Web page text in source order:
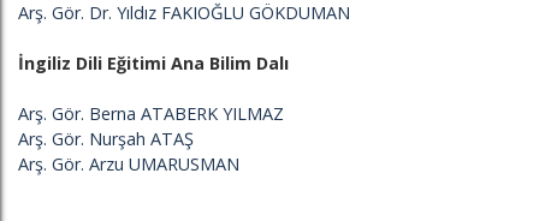
Arş. Gör. Dr. Yıldız FAKIOĞLU GÖKDUMAN
İngiliz Dili Eğitimi Ana Bilim Dalı
Arş. Gör. Berna ATABERK YILMAZ
Arş. Gör. Nurşah ATAŞ
Arş. Gör. Arzu UMARUSMAN